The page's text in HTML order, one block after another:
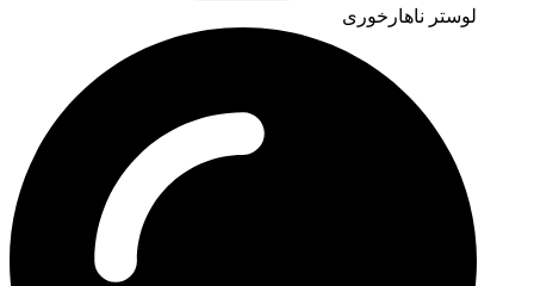
لوستر ناهارخوری